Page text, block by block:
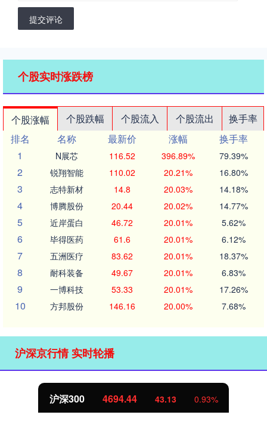
提交评论
个股实时涨跌榜
个股涨幅 个股跌幅 个股流入 个股流出
换手率
排名
名称 最新价 涨幅
换手率
1
N展芯 116.52 396.89% 79.39%
2 锐翔智能 110.02 20.21% 16.80%
3 志特新材 14.8 20.03% 14.18%
4 博腾股份 20.44 20.02% 14.77%
5 近岸蛋白 46.72 20.01% 5.62%
6 毕得医药 61.6 20.01% 6.12%
7 五洲医疗 83.62 20.01% 18.37%
8 耐科装备 49.67 20.01% 6.83%
9 一博科技 53.33 20.01% 17.26%
10 方邦股份 146.16 20.00% 7.68%
沪深京行情 实时轮播
沪深300 4694.44 43.13 0.93%